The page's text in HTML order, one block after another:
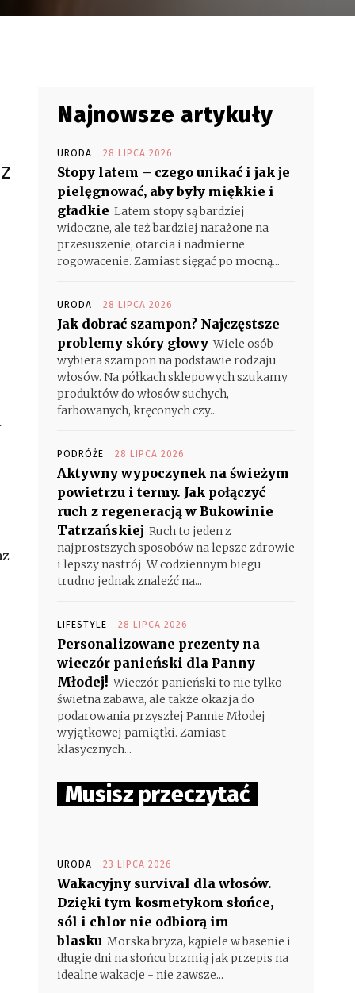
Najnowsze artykuły
URODA 28 LIPCA 2026
Stopy latem – czego unikać i jak je
pielęgnować, aby były miękkie i
gładkie Latem stopy są bardziej
widoczne, ale też bardziej narażone na
przesuszenie, otarcia i nadmierne
rogowacenie. Zamiast sięgać po mocną...
URODA 28 LIPCA 2026
Jak dobrać szampon? Najczęstsze
problemy skóry głowy Wiele osób
wybiera szampon na podstawie rodzaju
włosów. Na półkach sklepowych szukamy
produktów do włosów suchych,
farbowanych, kręconych czy...
PODRÓŻE 28 LIPCA 2026
Aktywny wypoczynek na świeżym
powietrzu i termy. Jak połączyć
ruch z regeneracją w Bukowinie
Tatrzańskiej Ruch to jeden z
najprostszych sposobów na lepsze zdrowie
i lepszy nastrój. W codziennym biegu
trudno jednak znaleźć na...
LIFESTYLE 28 LIPCA 2026
Personalizowane prezenty na
wieczór panieński dla Panny
Młodej! Wieczór panieński to nie tylko
świetna zabawa, ale także okazja do
podarowania przyszłej Pannie Młodej
wyjątkowej pamiątki. Zamiast
klasycznych...
Musisz przeczytać
URODA 23 LIPCA 2026
Wakacyjny survival dla włosów.
Dzięki tym kosmetykom słońce,
sól i chlor nie odbiorą im
blasku Morska bryza, kąpiele w basenie i
długie dni na słońcu brzmią jak przepis na
idealne wakacje - nie zawsze...